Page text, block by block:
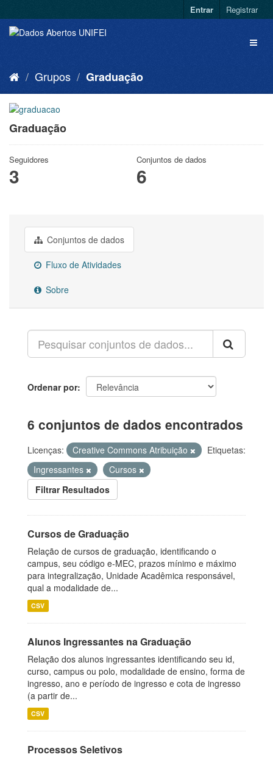
Entrar Registrar
Grupos Graduação
Graduação
Seguidores
3
Conjuntos de dados
6
Conjuntos de dados
Fluxo de Atividades
Sobre
Ordenar por
6 conjuntos de dados encontrados
Licenças: Creative Commons Atribuição
Etiquetas:
Ingressantes
Cursos
Filtrar Resultados
Cursos de Graduação
Relação de cursos de graduação, identificando o
campus, seu código e-MEC, prazos mínimo e máximo
para integralização, Unidade Acadêmica responsável,
qual a modalidade de...
CSV
Alunos Ingressantes na Graduação
Relação dos alunos ingressantes identificando seu id,
curso, campus ou polo, modalidade de ensino, forma de
ingresso, ano e período de ingresso e cota de ingresso
(a partir de...
CSV
Processos Seletivos